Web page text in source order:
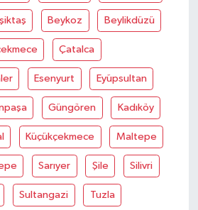
Beykoz Beylikdüzü
Çatalca
Esenyurt Eyüpsultan
Güngören Kadıköy
Küçükçekmece Maltepe
Sarıyer Şile Silivri
Sultangazi Tuzla